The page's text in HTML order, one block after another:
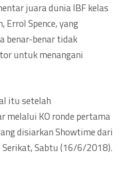
juara dunia IBF kelas
Spence, yang
benar-benar tidak
untuk menangani
itu setelah
melalui KO ronde pertama
disiarkan Showtime dari
Serikat, Sabtu (16/6/2018).